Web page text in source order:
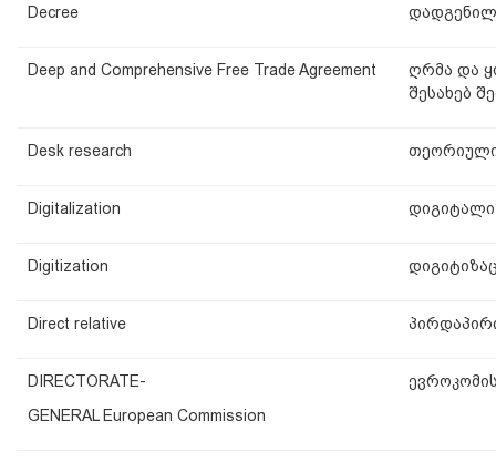
Decree
Deep and Comprehensive Free Trade Agreement
ღრმა და
შესახებ
Desk research
Digitalization
Digitization
Direct relative
DIRECTORATE-
GENERAL European Commission